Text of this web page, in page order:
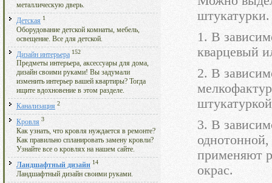
металлическую дверь.
Детская 1
Оборудование детской комнаты, мебель,
освещение. Все для детской.
Дизайн интерьера 152
Предметы интерьера, аксессуары для дома,
дизайн своими руками! Вы задумали
изменить интерьер вашей квартиры? Тогда
ищите вдохновение в этом разделе.
Канализация 2
Кровля 3
Как узнать, что кровля нуждается в ремонте?
Как правильно спланировать замену кровли?
Узнайте все о кровлях на нашем сайте.
Ландшафтный дизайн 14
Ландшафтный дизайн своими руками.
штукатурки.
1. В
кварцевый
2. В
3. В
однотонной,
применяют
окрас.